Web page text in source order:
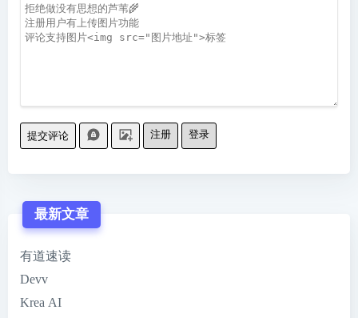
提交评论 注册 登录
最新文章
有道速读
Devv
Krea AI